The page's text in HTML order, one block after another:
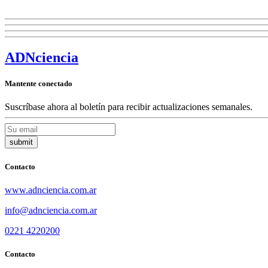
ADNciencia
Mantente conectado
Suscríbase ahora al boletín para recibir actualizaciones semanales.
Contacto
www.adnciencia.com.ar
info@adnciencia.com.ar
0221 4220200
Contacto